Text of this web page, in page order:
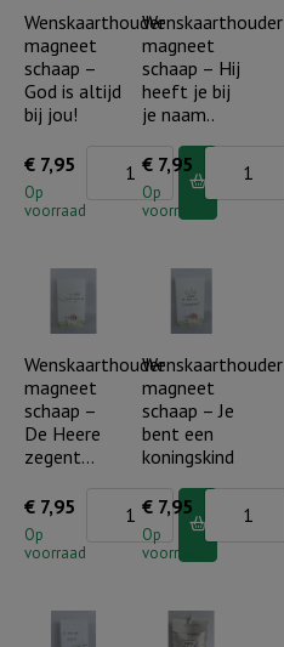
is
mijn
herder
een
schaapje..
aantal
Wenskaarthouder
magneet
schaap –
God is altijd
bij jou!
€ 7,95
Op
voorraad
Wenskaarthouder
magneet
altijd
bij
Wenskaarthouder
magneet
schaap – Hij
heeft je bij
je naam..
€ 7,95
Op
voorraad
magneet
schaap
heeft
je
bij
naam..
aantal
Wenskaarthouder
magneet
schaap –
De Heere
zegent…
€ 7,95
Op
voorraad
Wenskaarthouder
magneet
Wenskaarthouder
magneet
schaap – Je
bent een
koningskind
€ 7,95
Op
voorraad
magneet
schaap
Je